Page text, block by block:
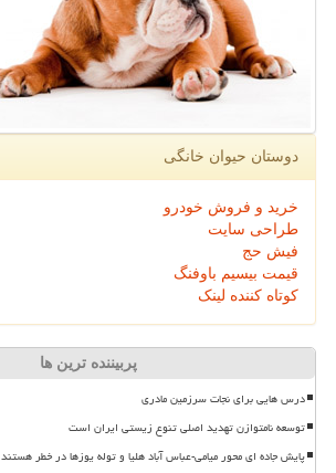
دوستان حیوان خانگی
خرید و فروش خودرو
طراحی سایت
فیش حج
قیمت بیسیم باوفنگ
کوتاه کننده لینک
پربیننده ترین ها
درس هایی برای نجات سرزمین مادری
توسعه نامتوازن تهدید اصلی تنوع زیستی ایران است
پایش جاده ای محور میامی-عباس آباد هلیا و توله یوزها در خطر هستند